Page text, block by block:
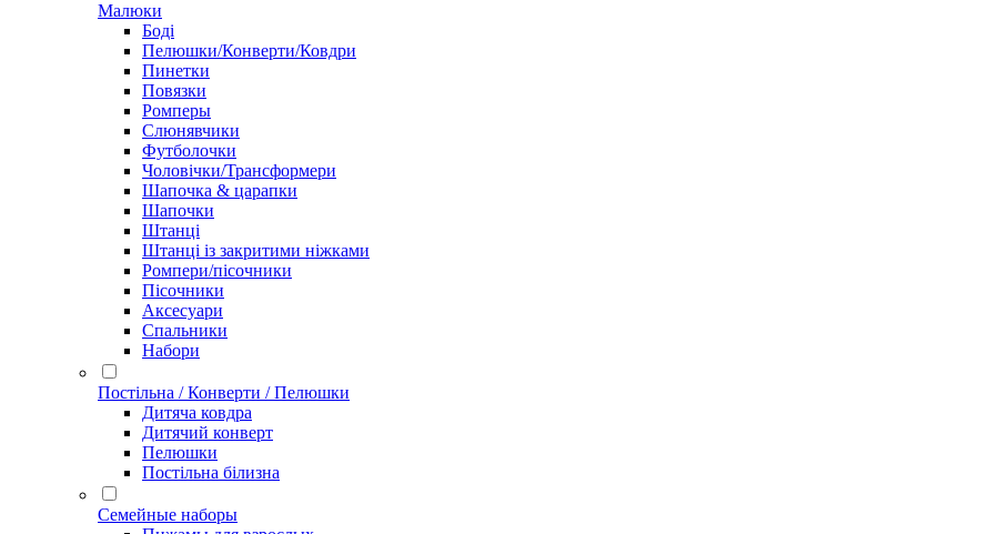
Малюки
Боді
Пелюшки/Конверти/Ковдри
Пинетки
Повязки
Ромперы
Слюнявчики
Футболочки
Чоловічки/Трансформери
Шапочка & царапки
Шапочки
Штанці
Штанці із закритими ніжками
Ромпери/пісочники
Пісочники
Аксесуари
Спальники
Набори
Постільна / Конверти / Пелюшки
Дитяча ковдра
Дитячий конверт
Пелюшки
Постільна білизна
Семейные наборы